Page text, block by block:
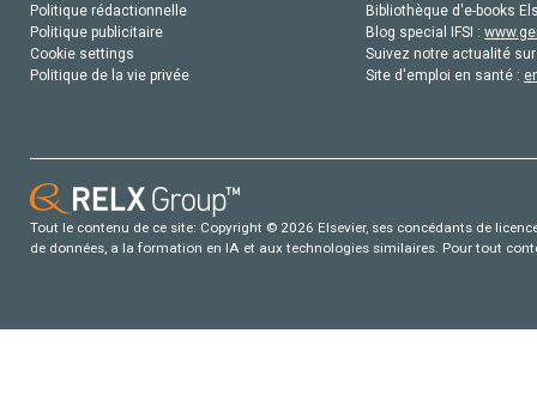
Politique rédactionnelle
Politique publicitaire
Cookie settings
Politique de la vie privée
Bibliothèque d'e-books
Blog special IFSI :
Suivez notre actualité
Site d'emploi en santé :
Tout le contenu de ce site: Copyright © 2026 Elsevier, ses concédants de
de données, a la formation en IA et aux technologies similaires. Pour tout